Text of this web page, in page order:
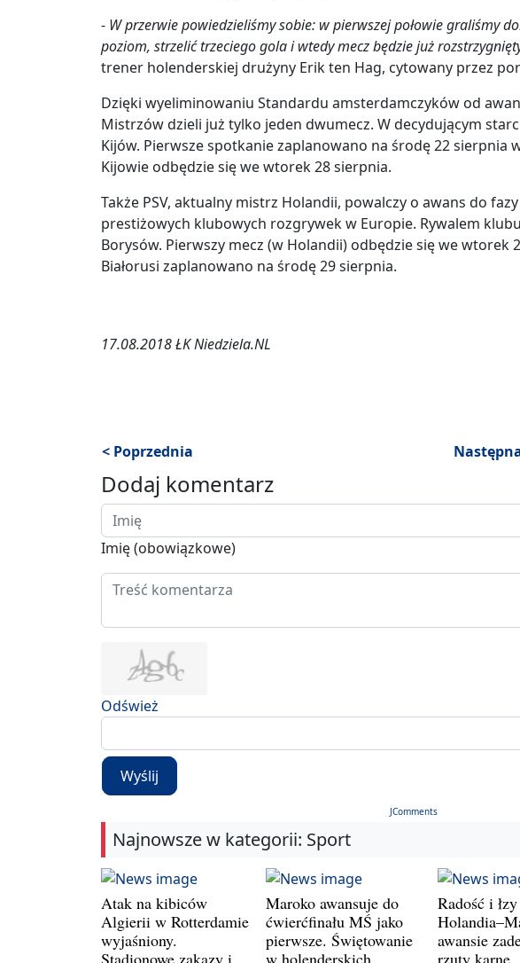
- W przerwie powiedzieliśmy sobie: w pierwszej połowie graliśmy
poziom, strzelić trzeciego gola i wtedy mecz będzie już
trener holenderskiej drużyny Erik ten Hag, cytowany przez
Dzięki wyeliminowaniu Standardu amsterdamczyków od
Mistrzów dzieli już tylko jeden dwumecz. W decydującym
Kijów. Pierwsze spotkanie zaplanowano na środę 22 sierpnia
Kijowie odbędzie się we wtorek 28 sierpnia.
Także PSV, aktualny mistrz Holandii, powalczy o awans do
prestiżowych klubowych rozgrywek w Europie. Rywalem
Borysów. Pierwszy mecz (w Holandii) odbędzie się we wtorek
Białorusi zaplanowano na środę 29 sierpnia.
17.08.2018 ŁK Niedziela.NL
< Poprzednia
Dodaj komentarz
Imię (obowiązkowe)
Odśwież
Wyślij
JComments
Najnowsze w kategorii: Sport
Atak na kibiców
Algierii w Rotterdamie
wyjaśniony.
Stadionowe zakazy i
Maroko awansuje do
ćwierćfinału MŚ jako
pierwsze. Świętowanie
w holenderskich
Radość i
awansie
rzuty karne